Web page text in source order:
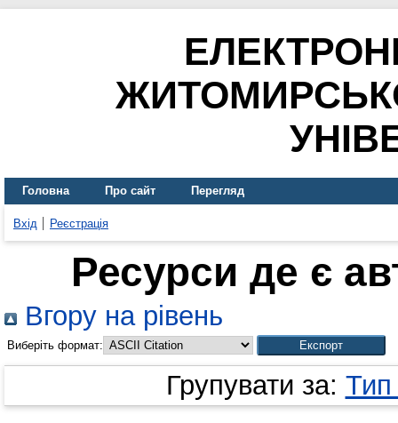
Головна Про сайт Перегляд
Вхід Реєстрація
Ресурси де є
Вгору на рівень
Виберіть формат:
Групувати за: Тип